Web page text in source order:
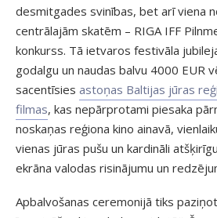
desmitgades svinības, bet arī viena
centrālajām skatēm – RIGA IFF
konkurss. Tā ietvaros festivāla
godalgu un naudas balvu 4000 EUR
sacentīsies astoņas Baltijas jūras
filmas, kas nepārprotami piesaka
noskaņas reģiona kino ainavā,
vienas jūras pušu un kardināli
ekrāna valodas risinājumu un
Apbalvošanas ceremonijā tiks